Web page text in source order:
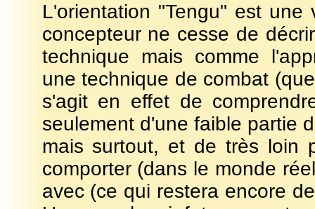
L'orientation "Tengu" est
concepteur ne cesse de
technique mais comme
une technique de combat
s'agit en effet de
seulement d'une faible partie
mais surtout, et de très loin
comporter (dans le monde
avec (ce qui restera encore